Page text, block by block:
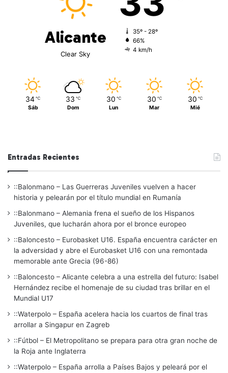
Alicante
Clear Sky
35º - 28º
66%
4 km/h
34 ℃
Sáb
33 ℃
Dom
30 ℃
Lun
30 ℃
Mar
30 ℃
Mié
Entradas Recientes
::Balonmano – Las Guerreras Juveniles vuelven a hacer
historia y pelearán por el título mundial en Rumanía
::Balonmano – Alemania frena el sueño de los Hispanos
Juveniles, que lucharán ahora por el bronce europeo
::Baloncesto – Eurobasket U16. España encuentra carácter en
la adversidad y abre el Eurobasket U16 con una remontada
memorable ante Grecia (96-86)
::Baloncesto – Alicante celebra a una estrella del futuro: Isabel
Hernández recibe el homenaje de su ciudad tras brillar en el
Mundial U17
::Waterpolo – España acelera hacia los cuartos de final tras
arrollar a Singapur en Zagreb
::Fútbol – El Metropolitano se prepara para otra gran noche de
la Roja ante Inglaterra
::Waterpolo – España arrolla a Países Bajos y peleará por el